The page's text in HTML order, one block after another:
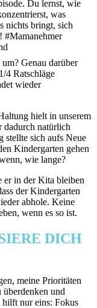
Genau darüber
4 Ratschläge
wieder
hielt in unserem
dadurch natürlich
stellte sich aufs Neue
Kindergarten gehen
wie lange?
er in der Kita bleiben
der Kindergarten
abhole. Keine
wenn es so ist.
DICH
meine Prioritäten
und
nur eins: Fokus